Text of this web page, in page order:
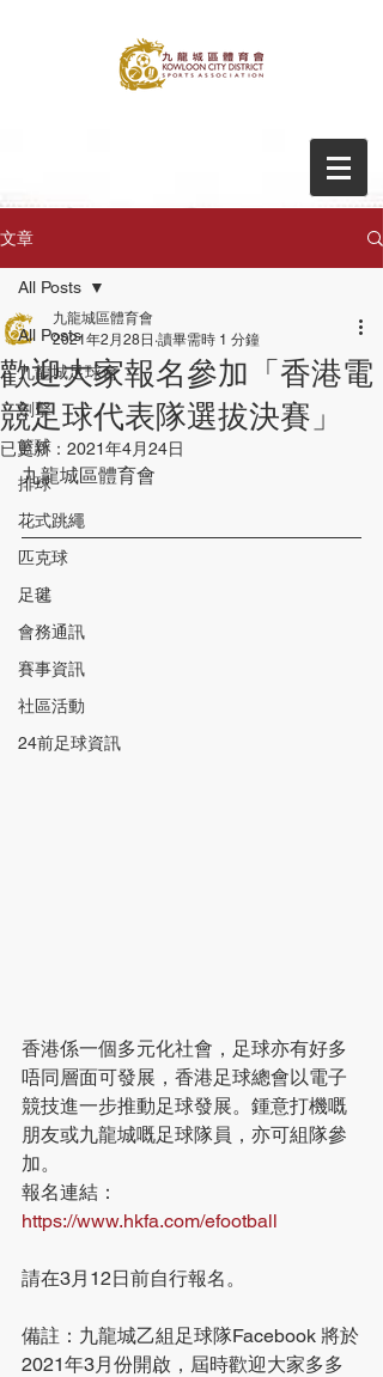
文章
All Posts
九龍城足球會
劍擊
籃球
排球
花式跳繩
匹克球
足毽
會務通訊
賽事資訊
社區活動
24前足球資訊
All Posts
歡迎大家報名參加「香港電
競足球代表隊選拔決賽」
九龍城區體育會
2021年2月28日 讀畢需時 1 分鐘
已更新： 2021年4月24日
九龍城區體育會
香港係一個多元化社會，足球亦有好多
唔同層面可發展，香港足球總會以電子
競技進一步推動足球發展。鍾意打機嘅
朋友或九龍城嘅足球隊員，亦可組隊參
加。
報名連結：
https://www.hkfa.com/efootball
請在3月12日前自行報名。
備註：九龍城乙組足球隊Facebook 將於
2021年3月份開啟，屆時歡迎大家多多